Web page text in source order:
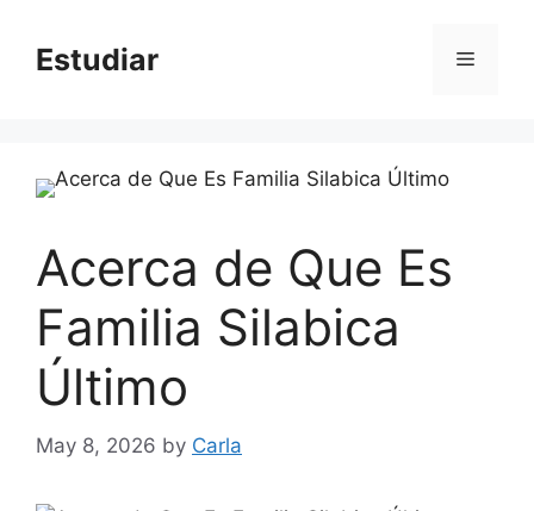
contentEstudiar Menu
Acerca de Que Es
Familia Silabica
Último
May 8, 2026 by Carla